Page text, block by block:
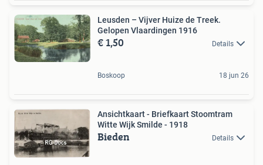
Leusden – Vijver Huize de Treek.
Gelopen Vlaardingen 1916
€ 1,50 Details
Boskoop 18 jun 26
Ansichtkaart - Briefkaart Stoomtram
Witte Wijk Smilde - 1918
Bieden Details